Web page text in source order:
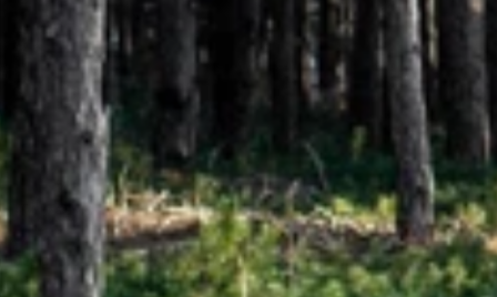
Notre engagement écologique
Des papiers peints responsables pour un intérieur plus vert